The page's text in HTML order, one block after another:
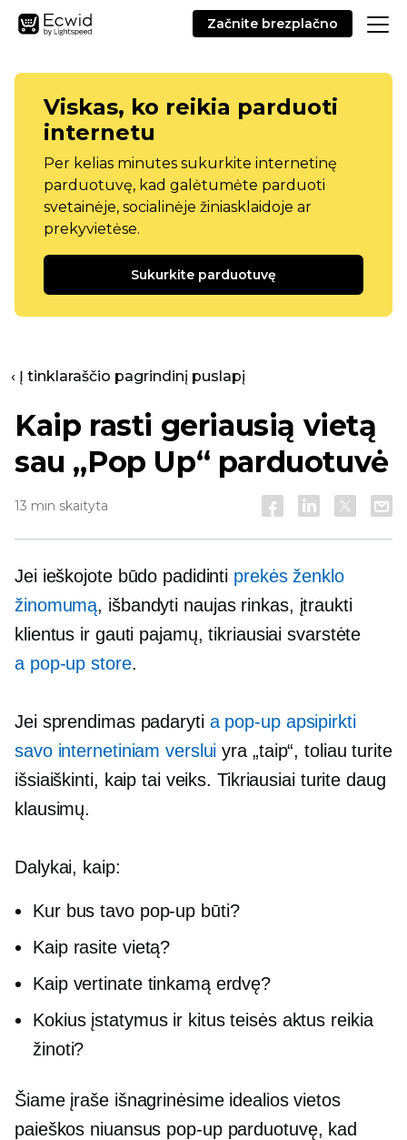
Začnite brezplačno
Viskas, ko reikia parduoti
internetu
Per kelias minutes sukurkite internetinę
parduotuvę, kad galėtumėte parduoti
svetainėje, socialinėje žiniasklaidoje ar
prekyvietėse.
Sukurkite parduotuvę
‹ Į tinklaraščio pagrindinį puslapį
Kaip rasti geriausią vietą
sau „Pop Up“ parduotuvė
13 min skaityta
Jei ieškojote būdo padidinti prekės ženklo
žinomumą, išbandyti naujas rinkas, įtraukti
klientus ir gauti pajamų, tikriausiai svarstėte
a pop-up store.
Jei sprendimas padaryti a pop-upapsipirkti
savo internetiniam verslui yra „taip“, toliau turite
išsiaiškinti, kaip tai veiks. Tikriausiai turite daug
klausimų.
Dalykai, kaip:
Kur bus tavo pop-up būti?
Kaip rasite vietą?
Kaip vertinate tinkamą erdvę?
Kokius įstatymus ir kitus teisės aktus reikia
žinoti?
Šiame įraše išnagrinėsime idealios vietos
paieškos niuansus pop-upparduotuvę, kad